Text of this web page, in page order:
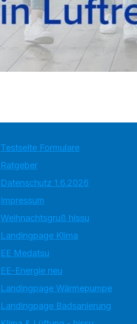
Testseite Formulare
Ratgeber
Datenschutz 1.6.2026
Impressum
Weihnachtsgruß hissu
Landingpage Klima
EE Medatsu
EE-Energie neu
Landingpage Wärmepumpe
Landingpage Badsanierung